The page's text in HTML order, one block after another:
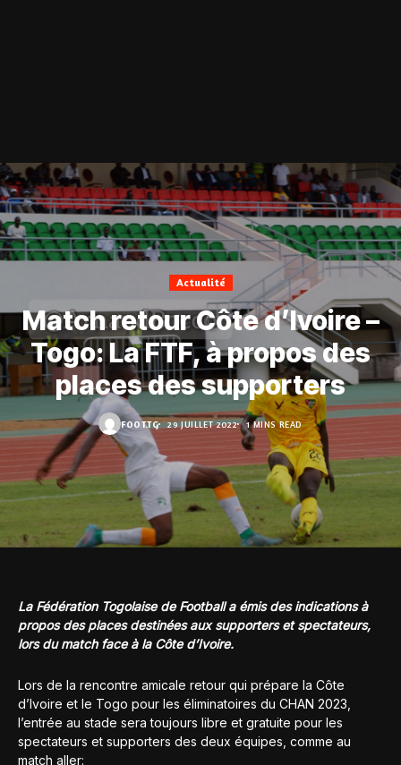
Actualité
Match retour Côte d’Ivoire –
Togo: La FTF, à propos des
places des supporters
FOOT.TG 29 JUILLET 2022 1 MINS READ
La Fédération Togolaise de Football a émis des indications à
propos des places destinées aux supporters et spectateurs,
lors du match face à la Côte d’Ivoire.
Lors de la rencontre amicale retour qui prépare la Côte
d’Ivoire et le Togo pour les éliminatoires du CHAN 2023,
l’entrée au stade sera toujours libre et gratuite pour les
spectateurs et supporters des deux équipes, comme au
match aller: